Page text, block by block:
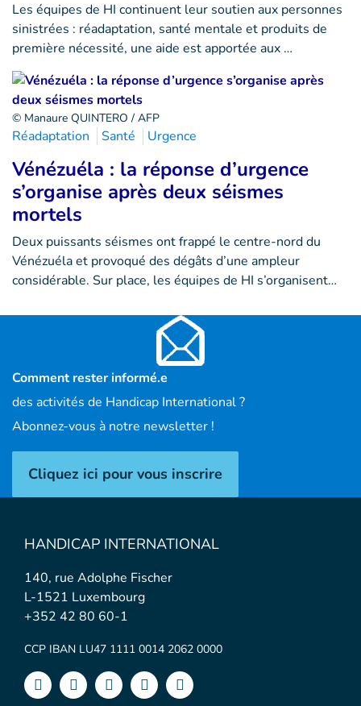
Les équipes de HI continuent leur soutien aux personnes
sinistrées : réadaptation, santé mentale et produits de
première nécessité, une aide est apportée aux …
© Manaure QUINTERO / AFP
Réadaptation Santé Urgence
Vénézuéla : la réponse d’urgence
s’organise après deux séismes
mortels
Deux puissants séismes ont frappé le centre-nord du
Vénézuéla et provoqué des dégâts d’une ampleur
considérable. Sur place, les équipes de HI s’organisent…
Comment rester informé.e
des activités de Handicap International ?
Abonnez-vous à notre newsletter !
Cliquez ici pour vous inscrire
HANDICAP INTERNATIONAL
140, rue Adolphe Fischer
L-1521 Luxembourg
+352 42 80 60-1
CCP IBAN LU47 1111 0014 2062 0000